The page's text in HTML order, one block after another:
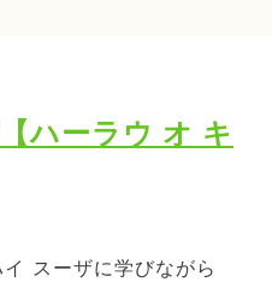
ハーラウ オ キ
スーザに学びながら